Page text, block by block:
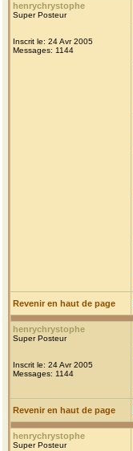
henrychrystophe
Super Posteur
Inscrit le: 24 Avr 2005
Messages: 1144
Revenir en haut de page
henrychrystophe
Super Posteur
Inscrit le: 24 Avr 2005
Messages: 1144
Revenir en haut de page
henrychrystophe
Super Posteur